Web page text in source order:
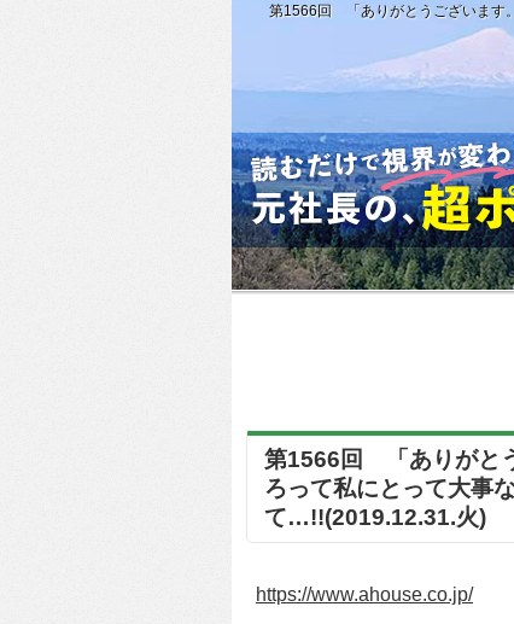
第1566回 「ありがとうございます
第1566回 「ありがと
ろって私にとって大事
て…!!(2019.12.31.火)
https://www.ahouse.co.jp/